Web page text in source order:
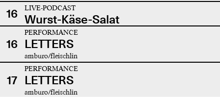
16 LIVE-PODCAST
Wurst-Käse-Salat
16
PERFORMANCE
LETTERS
amburo/fleischlin
17
PERFORMANCE
LETTERS
amburo/fleischlin